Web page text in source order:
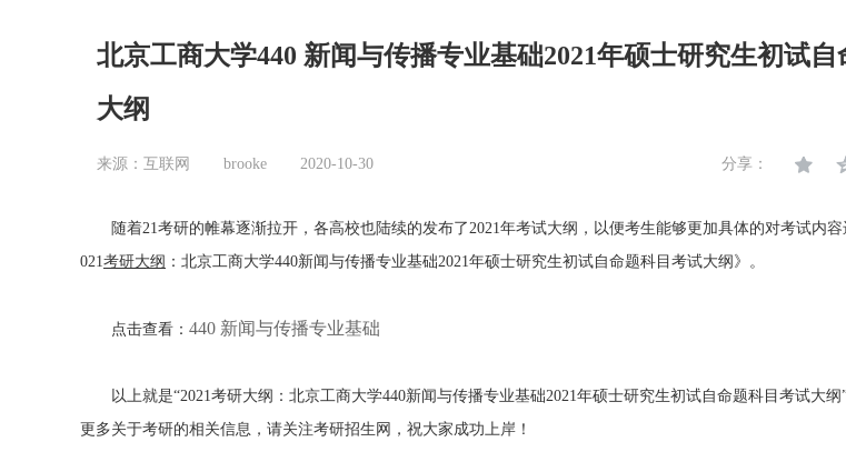
北京工商大学440 新闻与传播专业基础2021年硕士研究生初试
大纲
来源：互联网 brooke 2020-10-30 分享：
随着21考研的帷幕逐渐拉开，各高校也陆续的发布了2021年考试大纲，以便考生能够更加具体的对考试内容
021考研大纲 ：北京工商大学440新闻与传播专业基础2021年硕士研究生初试自命题科目考试大纲》。
点击查看： 440 新闻与传播专业基础
以上就是“2021考研大纲：北京工商大学440新闻与传播专业基础2021年硕士研究生初试自命题科目考试大纲
更多关于考研的相关信息，请关注考研招生网，祝大家成功上岸！